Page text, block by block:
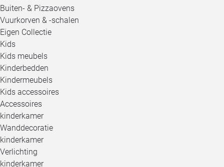
Buiten- & Pizzaovens
Vuurkorven & -schalen
Eigen Collectie
Kids
Kids meubels
Kinderbedden
Kindermeubels
Kids accessoires
Accessoires
kinderkamer
Wanddecoratie
kinderkamer
Verlichting
kinderkamer